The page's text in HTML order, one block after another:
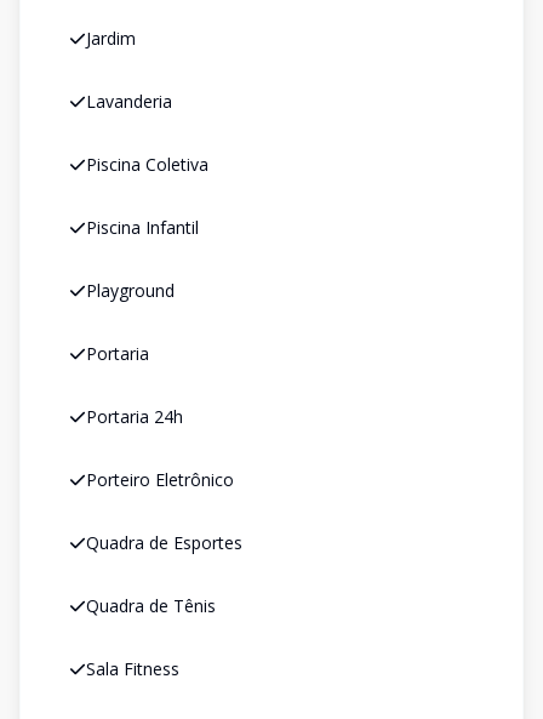
Jardim
Lavanderia
Piscina Coletiva
Piscina Infantil
Playground
Portaria
Portaria 24h
Porteiro Eletrônico
Quadra de Esportes
Quadra de Tênis
Sala Fitness